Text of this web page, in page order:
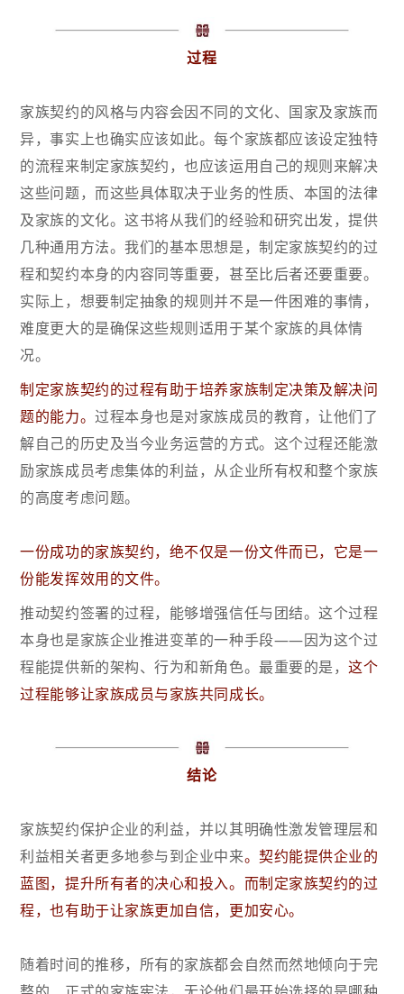
过程
家族契约的风格与内容会因不同的文化、国家及家族而
异，事实上也确实应该如此。每个家族都应该设定独特
的流程来制定家族契约，也应该运用自己的规则来解决
这些问题，而这些具体取决于业务的性质、本国的法律
及家族的文化。这书将从我们的经验和研究出发，提供
几种通用方法。我们的基本思想是，制定家族契约的过
程和契约本身的内容同等重要，甚至比后者还要重要。
实际上，想要制定抽象的规则并不是一件困难的事情，
难度更大的是确保这些规则适用于某个家族的具体情
况。
制定家族契约的过程有助于培养家族制定决策及解决问
题的能力。过程本身也是对家族成员的教育，让他们了
解自己的历史及当今业务运营的方式。这个过程还能激
励家族成员考虑集体的利益，从企业所有权和整个家族
的高度考虑问题。
一份成功的家族契约，绝不仅是一份文件而已，它是一
份能发挥效用的文件。
推动契约签署的过程，能够增强信任与团结。这个过程
本身也是家族企业推进变革的一种手段——因为这个过
程能提供新的架构、行为和新角色。最重要的是，这个
过程能够让家族成员与家族共同成长。
结论
家族契约保护企业的利益，并以其明确性激发管理层和
利益相关者更多地参与到企业中来。契约能提供企业的
蓝图，提升所有者的决心和投入。而制定家族契约的过
程，也有助于让家族更加自信，更加安心。
随着时间的推移，所有的家族都会自然而然地倾向于完